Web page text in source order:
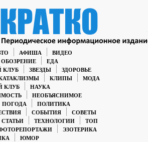
АФИША
ВИДЕО
ЕДА
КЛУБ
ЗВЕЗДЫ
ЗДОРОВЬЕ
КЛИПЫ
МОДА
КЛУБ
НАУКА
НЕОБЪЯСНИМОЕ
ПОГОДА
ПОЛИТИКА
СОБЫТИЯ
СОВЕТЫ
СТАТЬИ ТЕХНОЛОГИИ
ТОП
ЭЗОТЕРИКА
ЮМОР